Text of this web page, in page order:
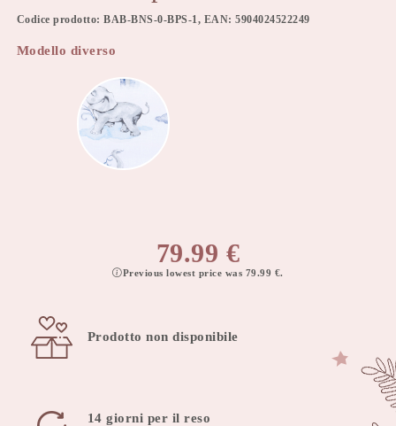
Codice prodotto: BAB-BNS-0-BPS-1, EAN: 5904024522249
Modello diverso
79.99 €
Previous lowest price was 79.99 €.
Prodotto non disponibile
14 giorni per il reso